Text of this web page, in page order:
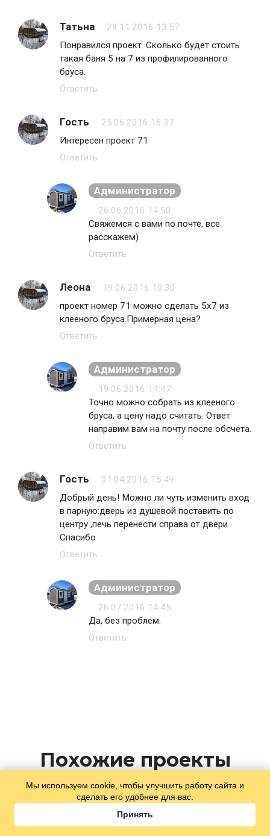
Татьна
29.11.2016 13:57
Понравился проект. Сколько будет стоить
такая баня 5 на 7 из профилированного
бруса.
Ответить
Гость
25.06.2016 16:37
Интересен проект 71
Ответить
Администратор
26.06.2016 14:50
Свяжемся с вами по почте, все
расскажем)
Ответить
Леона
19.06.2016 10:30
проект номер 71 можно сделать 5х7 из
клееного бруса.Примерная цена?
Ответить
Администратор
19.06.2016 14:47
Точно можно собрать из клееного
бруса, а цену надо считать. Ответ
направим вам на почту после обсчета.
Ответить
Гость
01.04.2016 15:49
Добрый день! Можно ли чуть изменить вход
в парную:дверь из душевой поставить по
центру ,печь перенести справа от двери.
Спасибо
Ответить
Администратор
26.07.2016 14:45
Да, без проблем.
Ответить
Похожие проекты
Мы используем cookie, чтобы улучшить работу сайта и
сделать его удобнее для вас.
Принять